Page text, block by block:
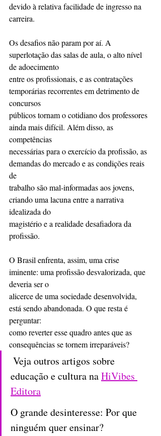
devido à relativa facilidade de ingresso na
carreira.
Os desafios não param por aí. A
superlotação das salas de aula, o alto nível
de adoecimento
entre os profissionais, e as contratações
temporárias recorrentes em detrimento de
concursos
públicos tornam o cotidiano dos professores
ainda mais difícil. Além disso, as
competências
necessárias para o exercício da profissão, as
demandas do mercado e as condições reais
de
trabalho são mal-informadas aos jovens,
criando uma lacuna entre a narrativa
idealizada do
magistério e a realidade desafiadora da
profissão.
O Brasil enfrenta, assim, uma crise
iminente: uma profissão desvalorizada, que
deveria ser o
alicerce de uma sociedade desenvolvida,
está sendo abandonada. O que resta é
perguntar:
como reverter esse quadro antes que as
consequências se tornem irreparáveis?
educação e cultura na HiVibes
Editora
O grande desinteresse: Por que
ninguém quer ensinar?